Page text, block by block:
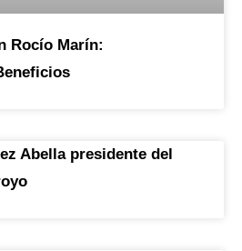
Rocío Marín:
Abella presidente del